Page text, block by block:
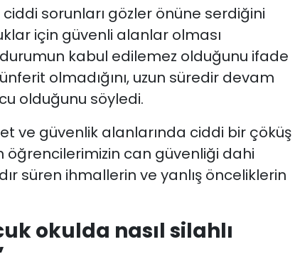
ciddi sorunları gözler önüne serdiğini
için güvenli alanlar olması
kabul edilemez olduğunu ifade
olmadığını, uzun süredir devam
olduğunu söyledi.
ve güvenlik alanlarında ciddi bir çöküş
öğrencilerimizin can güvenliği dahi
süren ihmallerin ve yanlış önceliklerin
okulda nasıl silahlı